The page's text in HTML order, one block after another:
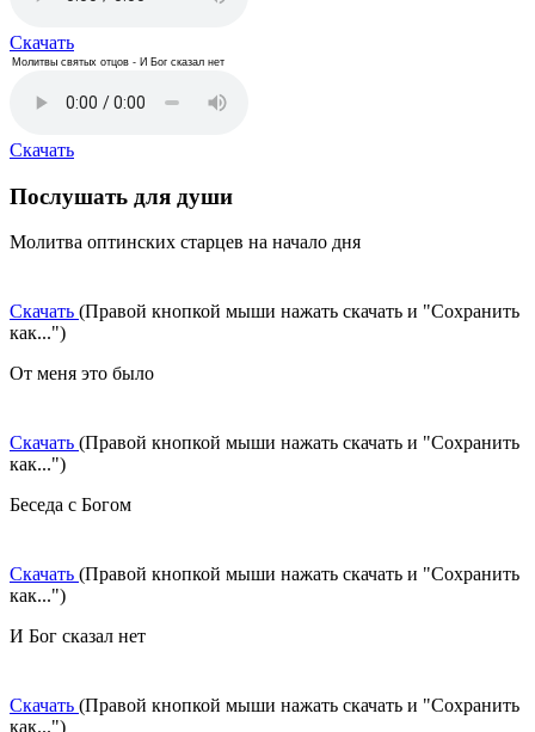
Скачать
Молитвы святых отцов - И Бог сказал нет
Скачать
Послушать для души
Молитва оптинских старцев на начало дня
Скачать (Правой кнопкой мыши нажать скачать и "Сохранить
как...")
От меня это было
Скачать (Правой кнопкой мыши нажать скачать и "Сохранить
как...")
Беседа с Богом
Скачать (Правой кнопкой мыши нажать скачать и "Сохранить
как...")
И Бог сказал нет
Скачать (Правой кнопкой мыши нажать скачать и "Сохранить
как...")